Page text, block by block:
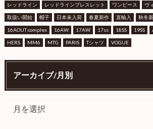
レッドライン レッドラインブレスレット ワンピース ヴ
取扱い開始 帽子 日本未入荷 春夏新作 直輸入 秋冬
16AOUT complex 16AW 17AW 17ss 18SS 19SS
HERS MM6 MTG PARIS Tシャツ VOGUE
アーカイブ/月別